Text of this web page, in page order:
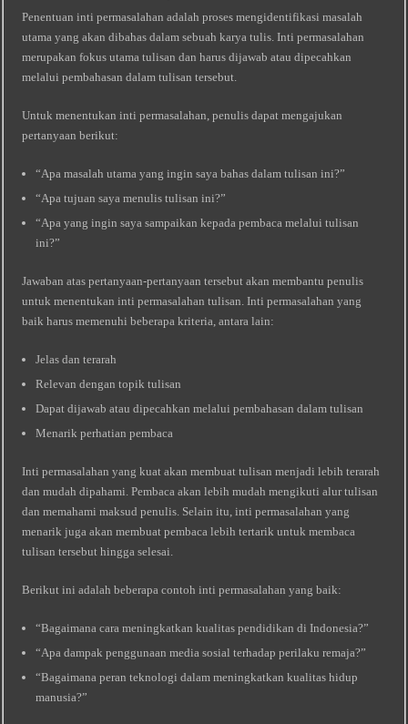
Penentuan inti permasalahan adalah proses mengidentifikasi masalah
utama yang akan dibahas dalam sebuah karya tulis. Inti permasalahan
merupakan fokus utama tulisan dan harus dijawab atau dipecahkan
melalui pembahasan dalam tulisan tersebut.
Untuk menentukan inti permasalahan, penulis dapat mengajukan
pertanyaan berikut:
“Apa masalah utama yang ingin saya bahas dalam tulisan ini?”
“Apa tujuan saya menulis tulisan ini?”
“Apa yang ingin saya sampaikan kepada pembaca melalui tulisan
ini?”
Jawaban atas pertanyaan-pertanyaan tersebut akan membantu penulis
untuk menentukan inti permasalahan tulisan. Inti permasalahan yang
baik harus memenuhi beberapa kriteria, antara lain:
Jelas dan terarah
Relevan dengan topik tulisan
Dapat dijawab atau dipecahkan melalui pembahasan dalam tulisan
Menarik perhatian pembaca
Inti permasalahan yang kuat akan membuat tulisan menjadi lebih terarah
dan mudah dipahami. Pembaca akan lebih mudah mengikuti alur tulisan
dan memahami maksud penulis. Selain itu, inti permasalahan yang
menarik juga akan membuat pembaca lebih tertarik untuk membaca
tulisan tersebut hingga selesai.
Berikut ini adalah beberapa contoh inti permasalahan yang baik:
“Bagaimana cara meningkatkan kualitas pendidikan di Indonesia?”
“Apa dampak penggunaan media sosial terhadap perilaku remaja?”
“Bagaimana peran teknologi dalam meningkatkan kualitas hidup
manusia?”